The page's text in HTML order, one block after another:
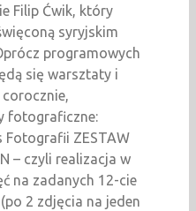
Filip Ćwik, który
syryjskim
programowych
się warsztaty i
fotograficzne:
ZESTAW
– czyli realizacja w
na zadanych 12-cie
2 zdjęcia na jeden